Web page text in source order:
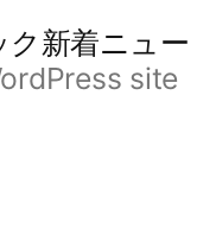
新着ニュー
site